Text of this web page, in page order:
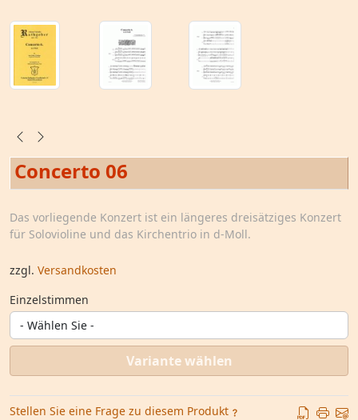
Concerto 06
Das vorliegende Konzert ist ein längeres dreisätziges Konzert
für Solovioline und das Kirchentrio in d-Moll.
zzgl. Versandkosten
Einzelstimmen
Variante wählen
Stellen Sie eine Frage zu diesem Produkt